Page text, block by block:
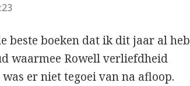
beste boeken dat ik dit jaar al heb
waarmee Rowell verliefdheid
er niet tegoei van na afloop.